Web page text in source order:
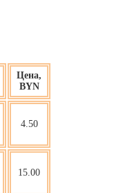
Цена,
BYN
4.50
15.00